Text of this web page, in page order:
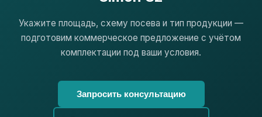
Укажите площадь, схему посева и тип продукции —
подготовим коммерческое предложение с учётом
комплектации под ваши условия.
Запросить консультацию